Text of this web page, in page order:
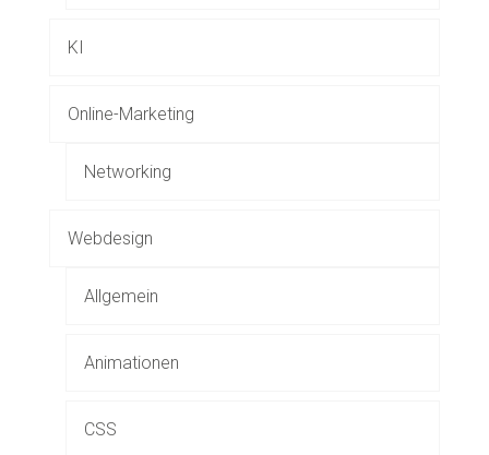
KI
Online-Marketing
Networking
Webdesign
Allgemein
Animationen
CSS